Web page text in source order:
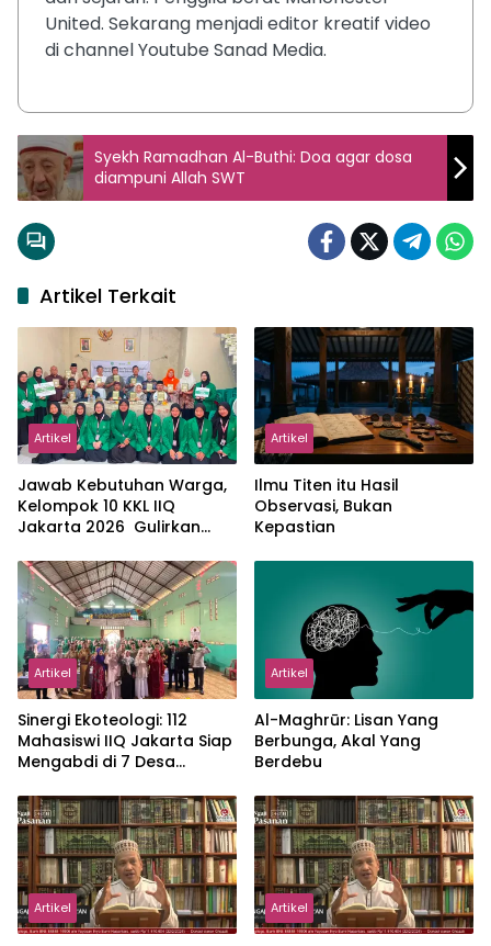
United. Sekarang menjadi editor kreatif video
di channel Youtube Sanad Media.
Syekh Ramadhan Al-Buthi: Doa agar dosa
diampuni Allah SWT
Artikel Terkait
Artikel
Jawab Kebutuhan Warga,
Kelompok 10 KKL IIQ
Jakarta 2026 Gulirkan
Sukamanah
Artikel
Ilmu Titen itu Hasil
Observasi, Bukan
Kepastian
Artikel
‎Sinergi Ekoteologi: 112
Mahasiswi IIQ Jakarta Siap
Mengabdi di 7 Desa
Artikel
Al-Maghrūr: Lisan Yang
Berbunga, Akal Yang
Berdebu
Artikel Artikel